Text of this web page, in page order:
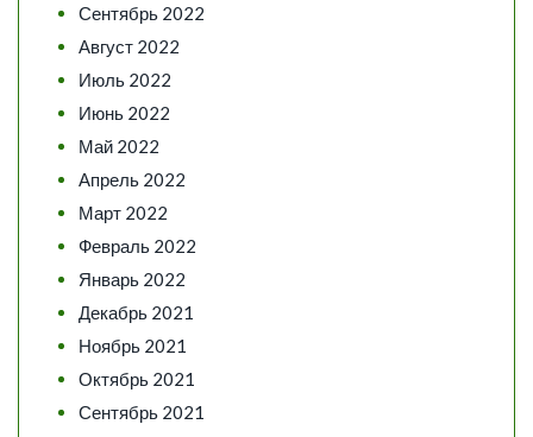
Сентябрь 2022
Август 2022
Июль 2022
Июнь 2022
Май 2022
Апрель 2022
Март 2022
Февраль 2022
Январь 2022
Декабрь 2021
Ноябрь 2021
Октябрь 2021
Сентябрь 2021